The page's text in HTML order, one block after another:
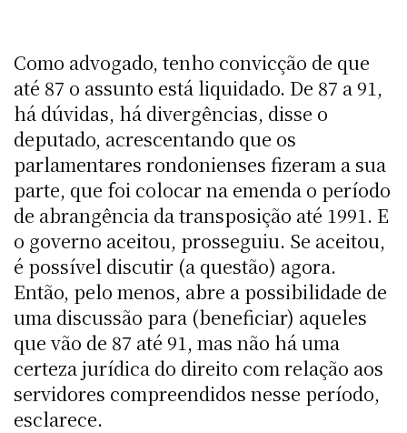
Como advogado, tenho convicção de que
até 87 o assunto está liquidado. De 87 a 91,
há dúvidas, há divergências, disse o
deputado, acrescentando que os
parlamentares rondonienses fizeram a sua
parte, que foi colocar na emenda o período
de abrangência da transposição até 1991. E
o governo aceitou, prosseguiu. Se aceitou,
é possível discutir (a questão) agora.
Então, pelo menos, abre a possibilidade de
uma discussão para (beneficiar) aqueles
que vão de 87 até 91, mas não há uma
certeza jurídica do direito com relação aos
servidores compreendidos nesse período,
esclarece.